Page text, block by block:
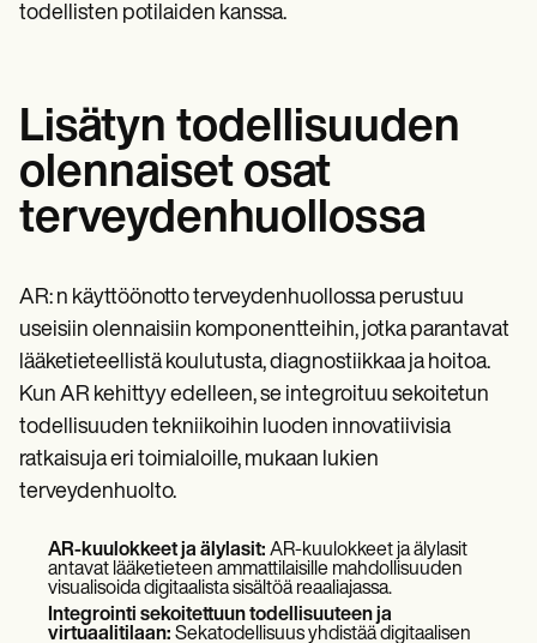
todellisten potilaiden kanssa.
Lisätyn todellisuuden
olennaiset osat
terveydenhuollossa
AR: n käyttöönotto terveydenhuollossa perustuu
useisiin olennaisiin komponentteihin, jotka parantavat
lääketieteellistä koulutusta, diagnostiikkaa ja hoitoa.
Kun AR kehittyy edelleen, se integroituu sekoitetun
todellisuuden tekniikoihin luoden innovatiivisia
ratkaisuja eri toimialoille, mukaan lukien
terveydenhuolto.
AR-kuulokkeet ja älylasit: AR-kuulokkeet ja älylasit
antavat lääketieteen ammattilaisille mahdollisuuden
visualisoida digitaalista sisältöä reaaliajassa.
Integrointi sekoitettuun todellisuuteen ja
virtuaalitilaan: Sekatodellisuus yhdistää digitaalisen